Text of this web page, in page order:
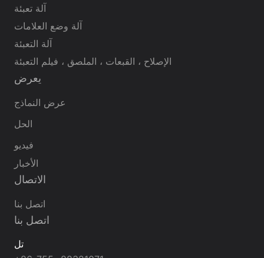
آلة تعبئة
آلة وضع العلامات
آلة التعبئة
الإصلاح ، القبعات ، الملصق ، فيلم التعبئة
يعرض
عرض النماذج
الحل
فيديو
الأخبار
الاتصال
اتصل بنا
اتصل بنا
تل